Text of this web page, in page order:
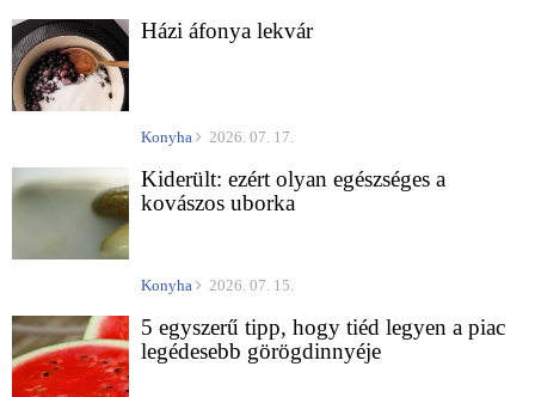
Házi áfonya lekvár
Konyha 2026. 07. 17.
Kiderült: ezért olyan egészséges a
kovászos uborka
Konyha 2026. 07. 15.
5 egyszerű tipp, hogy tiéd legyen a piac
legédesebb görögdinnyéje